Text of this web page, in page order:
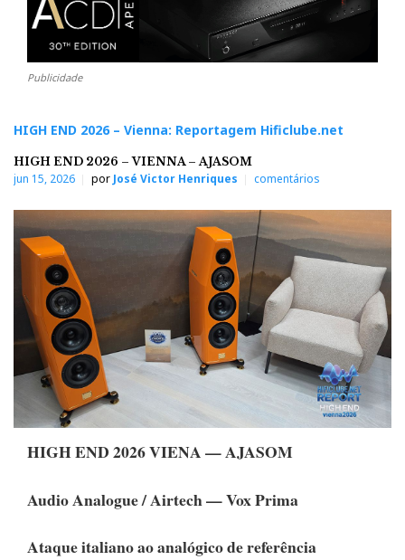
Publicidade
HIGH END 2026 – Vienna: Reportagem Hificlube.net
HIGH END 2026 – VIENNA – AJASOM
jun 15, 2026 por José Victor Henriques comentários
HIGH END 2026 VIENA — AJASOM
Audio Analogue / Airtech — Vox Prima
Ataque italiano ao analógico de referência